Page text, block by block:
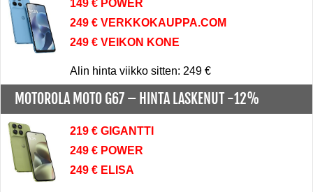
149 € POWER
249 € VERKKOKAUPPA.COM
249 € VEIKON KONE
Alin hinta viikko sitten: 249 €
MOTOROLA MOTO G67 – HINTA LASKENUT -12%
219 € GIGANTTI
249 € POWER
249 € ELISA